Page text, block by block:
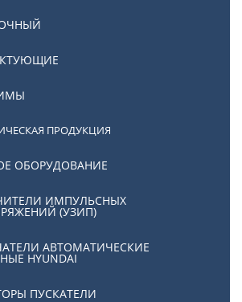
ПРОДУКЦИЯ
ОБОРУДОВАНИЕ
ИМПУЛЬСНЫХ
(УЗИП)
АВТОМАТИЧЕСКИЕ
HYUNDAI
ПУСКАТЕЛИ